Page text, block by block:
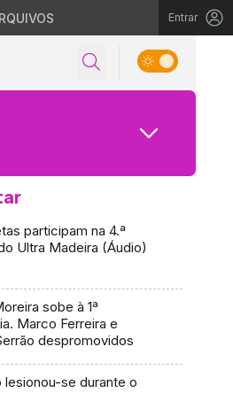
Entrar
participam na 4.ª
Ultra Madeira (Áudio)
sobe à 1ª
Marco Ferreira e
despromovidos
lesionou-se durante o